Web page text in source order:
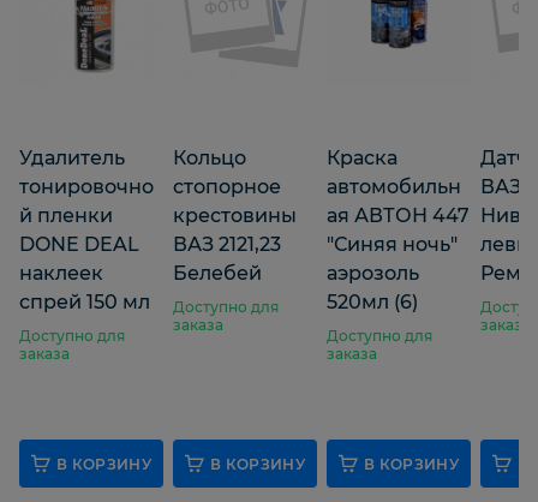
Удалитель
тонировочно
й пленки
DONE DEAL
наклеек
спрей 150 мл
Доступно для
заказа
В КОРЗИНУ
Кольцо
стопорное
крестовины
ВАЗ 2121,23
Белебей
Доступно для
заказа
В КОРЗИНУ
Краска
автомобильн
ая АВТОН 447
"Синяя ночь"
аэрозоль
520мл (6)
Доступно для
заказа
В КОРЗИНУ
ВАЗ
Нива
заказа